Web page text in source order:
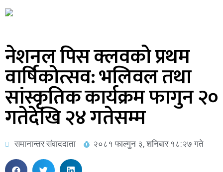
नेशनल पिस क्लवको प्रथम
वार्षिकोत्सव: भलिवल तथा
सांस्कृतिक कार्यक्रम फागुन २०
गतेदेखि २४ गतेसम्म
समानान्तर संवाददाता २०८१ फाल्गुन ३, शनिबार १८:२७ गते